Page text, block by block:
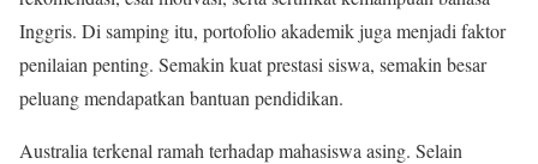
Inggris. Di samping itu, portofolio akademik juga menjadi faktor
penilaian penting. Semakin kuat prestasi siswa, semakin besar
peluang mendapatkan bantuan pendidikan.
Australia terkenal ramah terhadap mahasiswa asing. Selain